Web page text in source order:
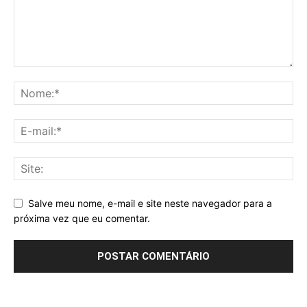
Salve meu nome, e-mail e site neste navegador para a
próxima vez que eu comentar.